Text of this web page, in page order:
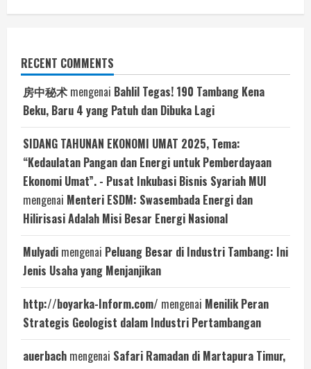
RECENT COMMENTS
房中秘术 mengenai Bahlil Tegas! 190 Tambang Kena
Beku, Baru 4 yang Patuh dan Dibuka Lagi
SIDANG TAHUNAN EKONOMI UMAT 2025, Tema:
“Kedaulatan Pangan dan Energi untuk Pemberdayaan
Ekonomi Umat”. - Pusat Inkubasi Bisnis Syariah MUI
mengenai Menteri ESDM: Swasembada Energi dan
Hilirisasi Adalah Misi Besar Energi Nasional
Mulyadi mengenai Peluang Besar di Industri Tambang: Ini
Jenis Usaha yang Menjanjikan
http://boyarka-Inform.com/ mengenai Menilik Peran
Strategis Geologist dalam Industri Pertambangan
auerbach mengenai Safari Ramadan di Martapura Timur,